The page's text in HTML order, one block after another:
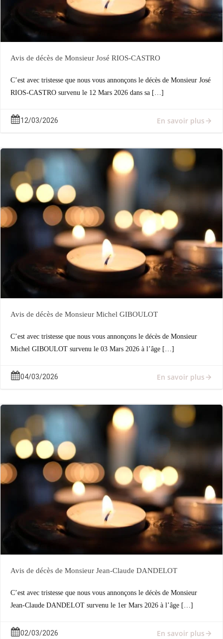
Avis de décès de Monsieur José RIOS-CASTRO
C’est avec tristesse que nous vous annonçons le décès de Monsieur José
RIOS-CASTRO survenu le 12 Mars 2026 dans sa […]
12/03/2026 En savoir plus
Avis de décès de Monsieur Michel GIBOULOT
C’est avec tristesse que nous vous annonçons le décès de Monsieur
Michel GIBOULOT survenu le 03 Mars 2026 à l’âge […]
04/03/2026 En savoir plus
Avis de décès de Monsieur Jean-Claude DANDELOT
C’est avec tristesse que nous vous annonçons le décès de Monsieur
Jean-Claude DANDELOT survenu le 1er Mars 2026 à l’âge […]
02/03/2026 En savoir plus